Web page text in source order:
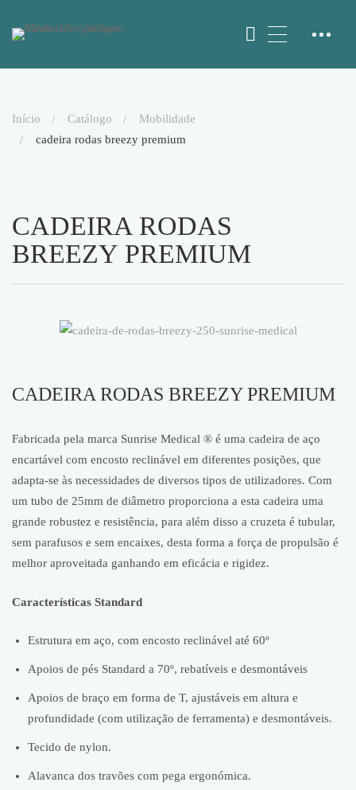
início catálogo
mobilidade
cadeira rodas breezy premium
CADEIRA RODAS
BREEZY PREMIUM
CADEIRA RODAS BREEZY PREMIUM
Fabricada pela marca Sunrise Medical ® é uma cadeira de aço
encartável com encosto reclinável em diferentes posições, que
adapta-se às necessidades de diversos tipos de utilizadores. Com
um tubo de 25mm de diâmetro proporciona a esta cadeira uma
grande robustez e resistência, para além disso a cruzeta é tubular,
sem parafusos e sem encaixes, desta forma a força de propulsão é
melhor aproveitada ganhando em eficácia e rigidez.
Características Standard
Estrutura em aço, com encosto reclinável até 60º
Apoios de pés Standard a 70º, rebatíveis e desmontáveis
Apoios de braço em forma de T, ajustáveis em altura e
profundidade (com utilização de ferramenta) e desmontáveis.
Tecido de nylon.
Alavanca dos travões com pega ergonómica.